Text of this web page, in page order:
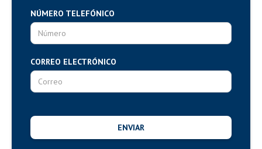
NÚMERO TELEFÓNICO
CORREO ELECTRÓNICO